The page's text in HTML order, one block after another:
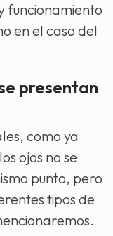
funcionamiento
en el caso del
presentan
como ya
ojos no se
punto, pero
tipos de